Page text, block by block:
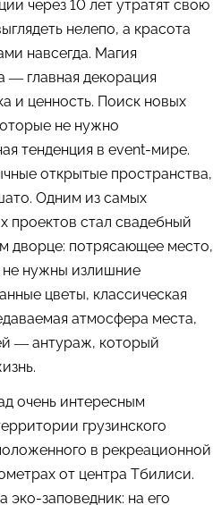
через 10 лет утратят свою
нелепо, а красота
навсегда. Магия
— главная декорация
и ценность. Поиск новых
не нужно
тенденция в event-мире.
открытые пространства,
Одним из самых
проектов стал свадебный
дворце: потрясающее место,
нужны излишние
цветы, классическая
атмосфера места,
— антураж, который
очень интересным
грузинского
в рекреационной
от центра Тбилиси.
эко-заповедник: на его